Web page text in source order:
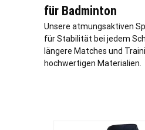
für Badminton
Unsere atmungsaktiven
für Stabilität bei jedem
längere Matches und
hochwertigen Materialien.